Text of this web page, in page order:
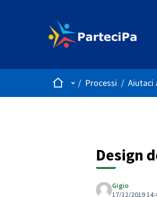
HomeMenù principale
/ Processi / Aiutaci
Design
Gigio
17/12/2019